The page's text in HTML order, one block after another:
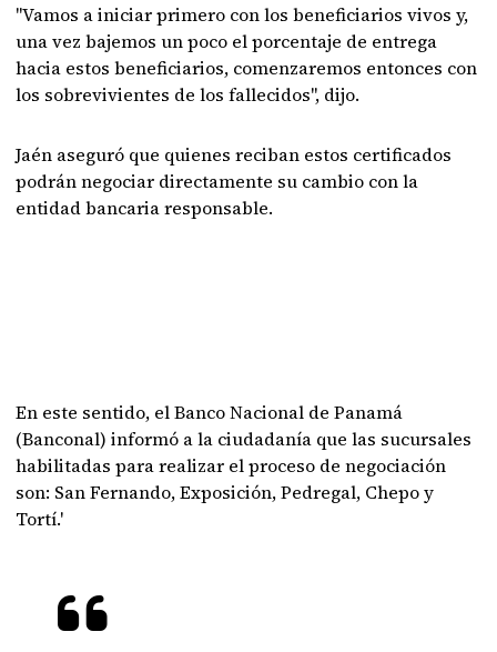
"Vamos a iniciar primero con los beneficiarios vivos y,
una vez bajemos un poco el porcentaje de entrega
hacia estos beneficiarios, comenzaremos entonces con
los sobrevivientes de los fallecidos", dijo.
Jaén aseguró que quienes reciban estos certificados
podrán negociar directamente su cambio con la
entidad bancaria responsable.
En este sentido, el Banco Nacional de Panamá
(Banconal) informó a la ciudadanía que las sucursales
habilitadas para realizar el proceso de negociación
son: San Fernando, Exposición, Pedregal, Chepo y
Tortí.'